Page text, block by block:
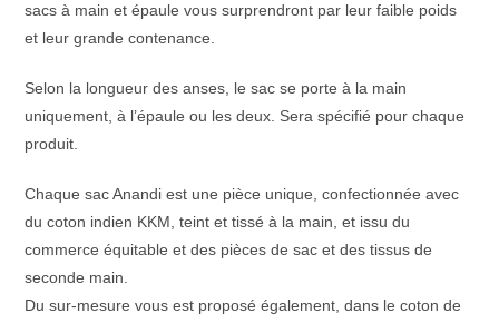
sacs à main et épaule vous surprendront par leur faible poids
et leur grande contenance.
Selon la longueur des anses, le sac se porte à la main
uniquement, à l’épaule ou les deux. Sera spécifié pour chaque
produit.
Chaque sac Anandi est une pièce unique, confectionnée avec
du coton indien KKM, teint et tissé à la main, et issu du
commerce équitable et des pièces de sac et des tissus de
seconde main.
Du sur-mesure vous est proposé également, dans le coton de